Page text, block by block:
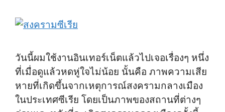
วันนี้ผมใช้งานอินเทอร์เน็ตแล้วไปเจอเรื่องๆ หนึ่ง
ที่เมื่อดูแล้วหดหู่ใจไม่น้อย นั้นคือ ภาพความเสีย
หายที่เกิดขึ้นจากเหตุการณ์สงครามกลางเมือง
ในประเทศซีเรีย โดยเป็นภาพของสถานที่ต่างๆ